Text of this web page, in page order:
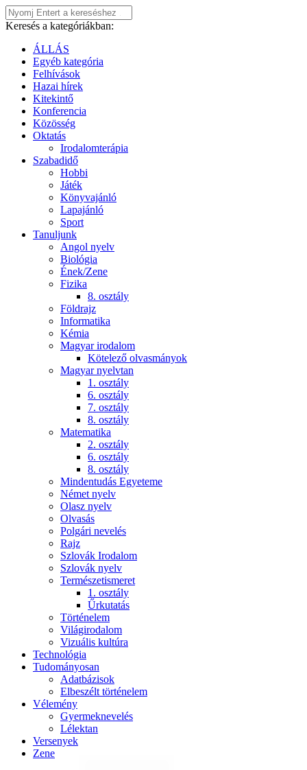
Keresés a kategóriákban:
ÁLLÁS
Egyéb kategória
Felhívások
Hazai hírek
Kitekintő
Konferencia
Közösség
Oktatás
Irodalomterápia
Szabadidő
Hobbi
Játék
Könyvajánló
Lapajánló
Sport
Tanuljunk
Angol nyelv
Biológia
Ének/Zene
Fizika
8. osztály
Földrajz
Informatika
Kémia
Magyar irodalom
Kötelező olvasmányok
Magyar nyelvtan
1. osztály
6. osztály
7. osztály
8. osztály
Matematika
2. osztály
6. osztály
8. osztály
Mindentudás Egyeteme
Német nyelv
Olasz nyelv
Olvasás
Polgári nevelés
Rajz
Szlovák Irodalom
Szlovák nyelv
Természetismeret
1. osztály
Űrkutatás
Történelem
Világirodalom
Vizuális kultúra
Technológia
Tudományosan
Adatbázisok
Elbeszélt történelem
Vélemény
Gyermeknevelés
Lélektan
Versenyek
Zene